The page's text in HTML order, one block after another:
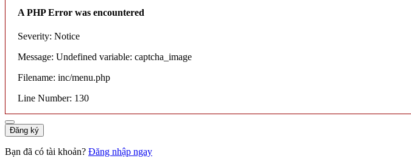
A PHP Error was encountered
Severity: Notice
Message: Undefined variable: captcha_image
Filename: inc/menu.php
Line Number: 130
Đăng ký
Bạn đã có tài khoản? Đăng nhập ngay